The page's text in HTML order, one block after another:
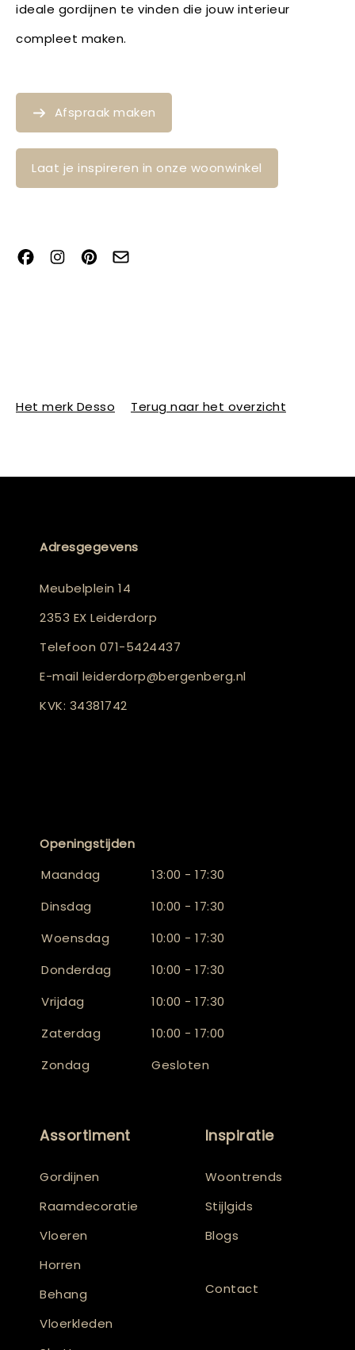
ideale gordijnen te vinden die jouw interieur
compleet maken.
Afspraak maken
Laat je inspireren in onze woonwinkel
Het merk Desso Terug naar het overzicht
Adresgegevens
Meubelplein 14
2353 EX Leiderdorp
Telefoon 071-5424437
E-mail leiderdorp@bergenberg.nl
KVK: 34381742
Openingstijden
Maandag
13:00 - 17:30
Dinsdag
10:00 - 17:30
Woensdag
10:00 - 17:30
Donderdag
10:00 - 17:30
Vrijdag
10:00 - 17:30
Zaterdag
10:00 - 17:00
Zondag
Gesloten
Assortiment
Gordijnen
Raamdecoratie
Vloeren
Horren
Behang
Vloerkleden
Inspiratie
Woontrends
Stijlgids
Blogs
Contact